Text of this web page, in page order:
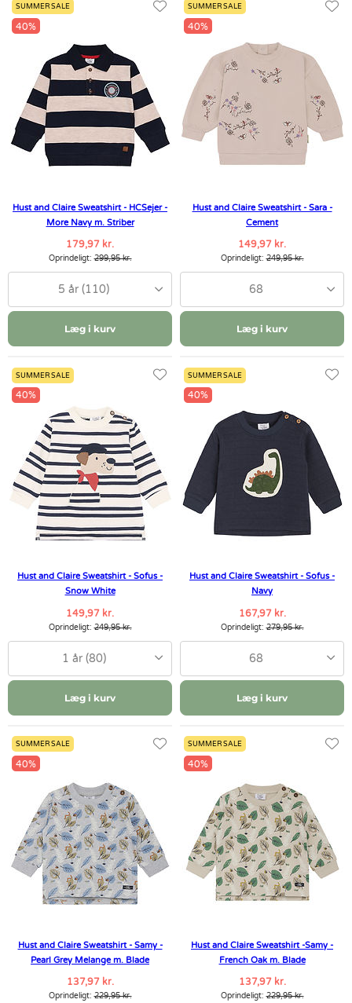
SUMMER SALE
40%
Hust and Claire Sweatshirt - HCSejer -
More Navy m. Striber
179,97 kr.
Oprindeligt:299,95 kr.
5 år (110)
Læg i kurv
SUMMER SALE
40%
Hust and Claire Sweatshirt - Sara -
Cement
149,97 kr.
Oprindeligt:249,95 kr.
68
Læg i kurv
SUMMER SALE
40%
Hust and Claire Sweatshirt - Sofus -
Snow White
149,97 kr.
Oprindeligt:249,95 kr.
1 år (80)
Læg i kurv
SUMMER SALE
40%
Hust and Claire Sweatshirt - Sofus -
Navy
167,97 kr.
Oprindeligt:279,95 kr.
68
Læg i kurv
SUMMER SALE
40%
Hust and Claire Sweatshirt - Samy -
Pearl Grey Melange m. Blade
137,97 kr.
Oprindeligt:229,95 kr.
SUMMER SALE
40%
Hust and Claire Sweatshirt -Samy -
French Oak m. Blade
137,97 kr.
Oprindeligt:229,95 kr.